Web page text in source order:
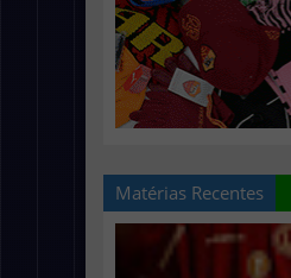
Matérias Recentes